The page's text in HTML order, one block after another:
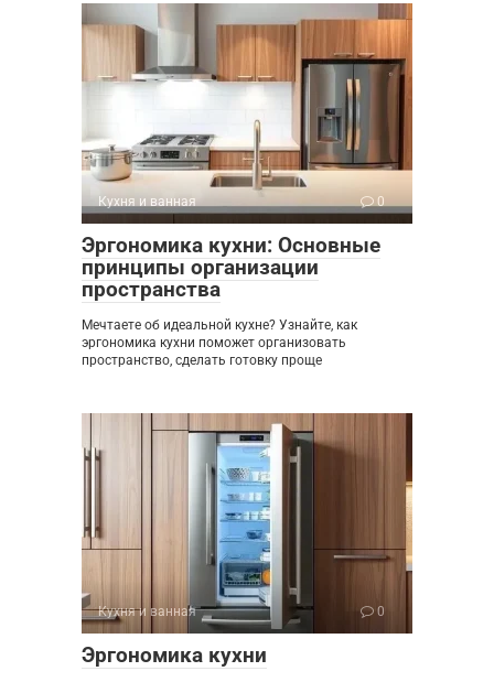
Кухня и ванная 0
Эргономика кухни: Основные
принципы организации
пространства
Мечтаете об идеальной кухне? Узнайте, как
эргономика кухни поможет организовать
пространство, сделать готовку проще
Кухня и ванная 0
Эргономика кухни